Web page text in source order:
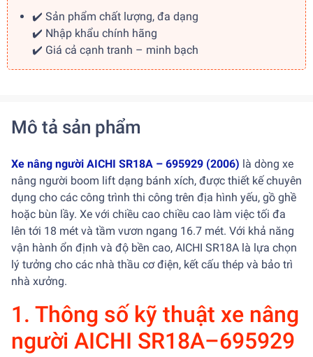
✔️ Sản phẩm chất lượng, đa dạng
✔️ Nhập khẩu chính hãng
✔️ Giá cả cạnh tranh – minh bạch
Mô tả sản phẩm
Xe nâng người AICHI SR18A – 695929 (2006) là dòng xe
nâng người boom lift dạng bánh xích, được thiết kế chuyên
dụng cho các công trình thi công trên địa hình yếu, gồ ghề
hoặc bùn lầy. Xe với chiều cao chiều cao làm việc tối đa
lên tới 18 mét và tầm vươn ngang 16.7 mét. Với khả năng
vận hành ổn định và độ bền cao, AICHI SR18A là lựa chọn
lý tưởng cho các nhà thầu cơ điện, kết cấu thép và bảo trì
nhà xưởng.
1. Thông số kỹ thuật xe nâng
người AICHI SR18A–695929